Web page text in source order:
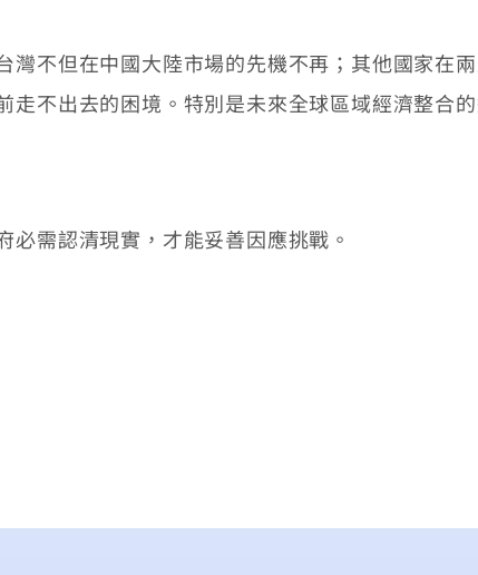
不但在中國大陸市場的先機不再；其他國家在兩
不出去的困境。特別是未來全球區域經濟整合
需認清現實，才能妥善因應挑戰。